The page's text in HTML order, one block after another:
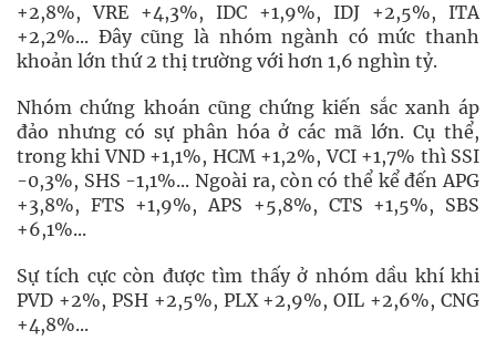
+2,8%, VRE +4,3%, IDC +1,9%, IDJ +2,5%, ITA
+2,2%... Đây cũng là nhóm ngành có mức thanh
khoản lớn thứ 2 thị trường với hơn 1,6 nghìn tỷ.
Nhóm chứng khoán cũng chứng kiến sắc xanh áp
đảo nhưng có sự phân hóa ở các mã lớn. Cụ thể,
trong khi VND +1,1%, HCM +1,2%, VCI +1,7% thì SSI
-0,3%, SHS -1,1%... Ngoài ra, còn có thể kể đến APG
+3,8%, FTS +1,9%, APS +5,8%, CTS +1,5%, SBS
+6,1%...
Sự tích cực còn được tìm thấy ở nhóm dầu khí khi
PVD +2%, PSH +2,5%, PLX +2,9%, OIL +2,6%, CNG
+4,8%...